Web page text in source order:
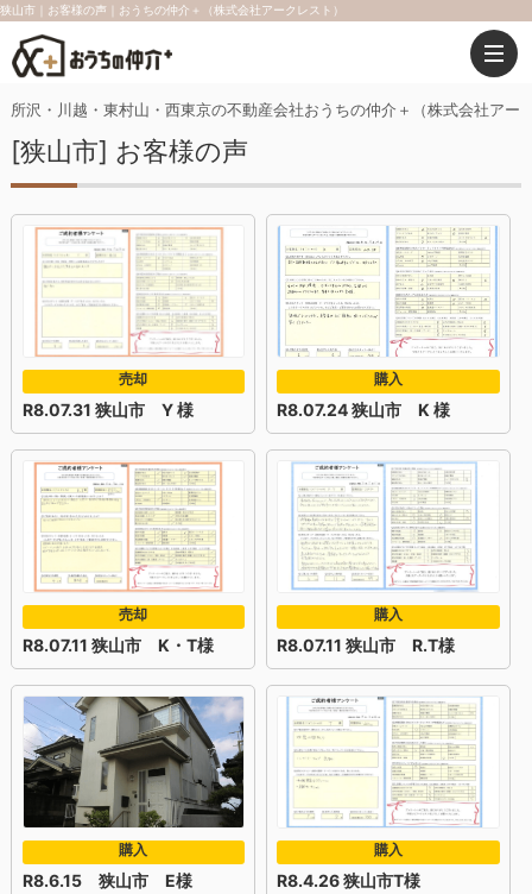
狭山市｜お客様の声｜おうちの仲介＋（株式会社アークレスト）
所沢・川越・東村山・西東京の不動産会社おうちの仲介＋（株式会社アー
[狭山市] お客様の声
売却
R8.07.31 狭山市 Y 様
購入
R8.07.24 狭山市 K 様
売却
R8.07.11 狭山市 K・T様
購入
R8.07.11 狭山市 R.T様
購入
R8.6.15 狭山市 E様
購入
R8.4.26 狭山市T様